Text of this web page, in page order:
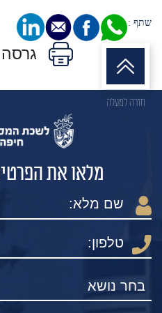
שתף :
חזרה למעלה
מלאו את